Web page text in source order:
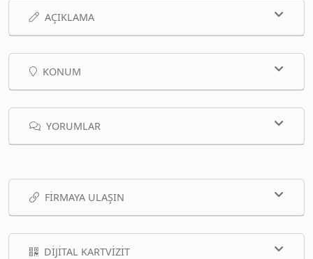
AÇIKLAMA
KONUM
YORUMLAR
FIRMAYA ULAŞIN
DIJITAL KARTVIZIT